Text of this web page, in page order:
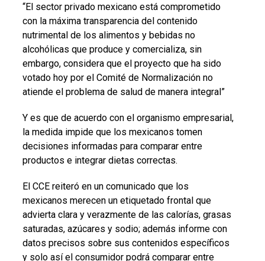
“El sector privado mexicano está comprometido
con la máxima transparencia del contenido
nutrimental de los alimentos y bebidas no
alcohólicas que produce y comercializa, sin
embargo, considera que el proyecto que ha sido
votado hoy por el Comité de Normalización no
atiende el problema de salud de manera integral”
Y es que de acuerdo con el organismo empresarial,
la medida impide que los mexicanos tomen
decisiones informadas para comparar entre
productos e integrar dietas correctas.
El CCE reiteró en un comunicado que los
mexicanos merecen un etiquetado frontal que
advierta clara y verazmente de las calorías, grasas
saturadas, azúcares y sodio; además informe con
datos precisos sobre sus contenidos específicos
y solo así el consumidor podrá comparar entre